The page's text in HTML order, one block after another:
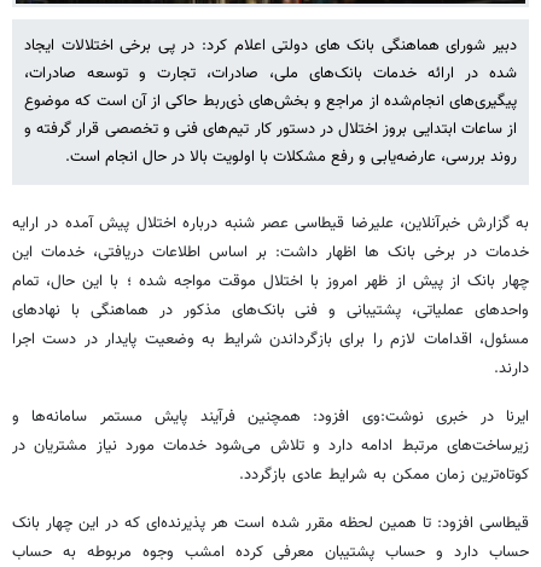
دبیر شورای هماهنگی بانک های دولتی اعلام کرد: در پی برخی اختلالات ایجاد
شده در ارائه خدمات بانک‌های ملی، صادرات، تجارت و توسعه صادرات،
پیگیری‌های انجام‌شده از مراجع و بخش‌های ذی‌ربط حاکی از آن است که موضوع
از ساعات ابتدایی بروز اختلال در دستور کار تیم‌های فنی و تخصصی قرار گرفته و
روند بررسی، عارضه‌یابی و رفع مشکلات با اولویت بالا در حال انجام است.
به گزارش خبرآنلاین، علیرضا قیطاسی عصر شنبه درباره اختلال پیش آمده در ارایه
خدمات در برخی بانک ها اظهار داشت: بر اساس اطلاعات دریافتی، خدمات این
چهار بانک از پیش از ظهر امروز با اختلال موقت مواجه شده ؛ با این حال، تمام
واحدهای عملیاتی، پشتیبانی و فنی بانک‌های مذکور در هماهنگی با نهادهای
مسئول، اقدامات لازم را برای بازگرداندن شرایط به وضعیت پایدار در دست اجرا
دارند.
ایرنا در خبری نوشت:وی افزود: همچنین فرآیند پایش مستمر سامانه‌ها و
زیرساخت‌های مرتبط ادامه دارد و تلاش می‌شود خدمات مورد نیاز مشتریان در
کوتاه‌ترین زمان ممکن به شرایط عادی بازگردد.
قیطاسی افزود: تا همین لحظه مقرر شده است هر پذیرنده‌ای که در این چهار بانک
حساب دارد و حساب پشتیبان معرفی کرده امشب وجوه مربوطه به حساب